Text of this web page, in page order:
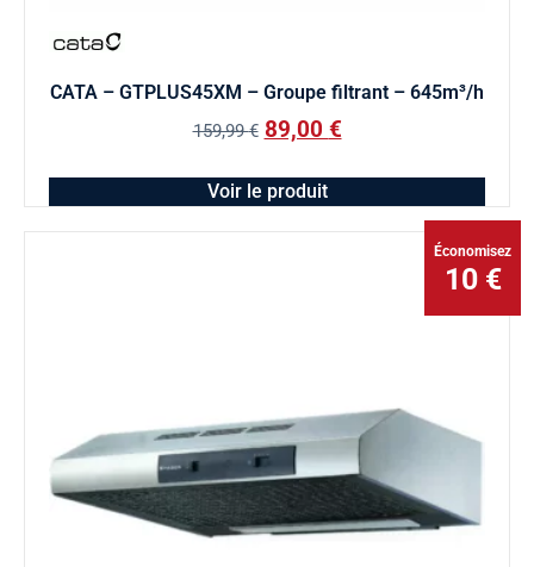
CATA – GTPLUS45XM – Groupe filtrant – 645m³/h
159,99€ 89,00 €
Voir le produit
Économisez
10 €